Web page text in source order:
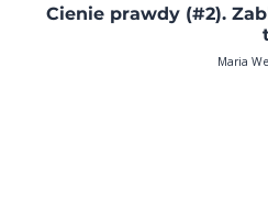
Cienie prawdy (#2).
Maria